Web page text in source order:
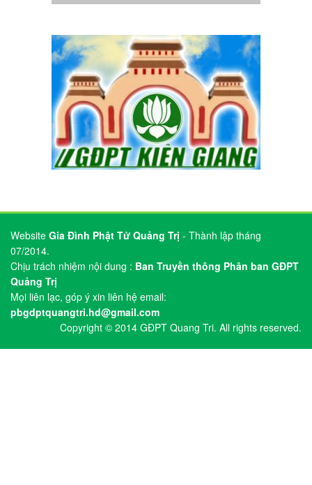
Chịu trách nhiệm nội dung :Ban Truyền thông Phân ban GĐPT
Mọi liên lạc, góp ý xin liên hệ email:
pbgdptquangtri.hd@gmail.com
Copyright © 2014 GĐPT Quang Tri. All rights reserved.